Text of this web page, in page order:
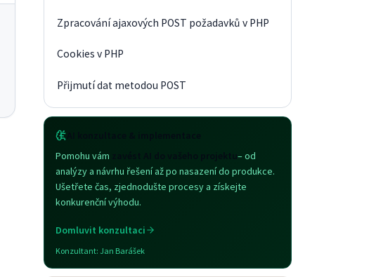
Zpracování ajaxových POST požadavků v PHP
Cookies v PHP
Přijmutí dat metodou POST
Pomohu vám
zavést AI do vašeho projektu– od
analýzy a návrhu řešení až po nasazení do produkce.
Ušetřete čas, zjednodušte procesy a získejte
konkurenční výhodu.
Domluvit konzultaci
Konzultant: Jan Barášek